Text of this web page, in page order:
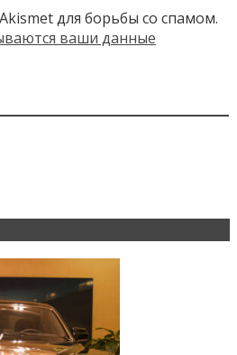
для борьбы со спамом.
ваши данные